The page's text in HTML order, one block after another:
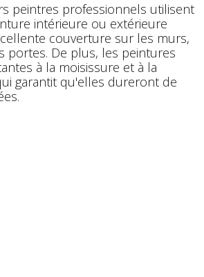
peintres professionnels utilisent
intérieure ou extérieure
couverture sur les murs,
portes. De plus, les peintures
à la moisissure et à la
garantit qu'elles dureront de